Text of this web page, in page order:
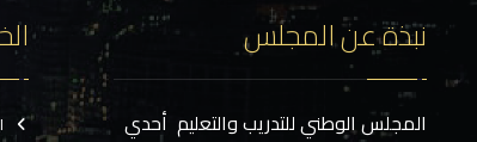
نبذة عن المجلس
المجلس الوطني للتدريب والتعليم أحدي